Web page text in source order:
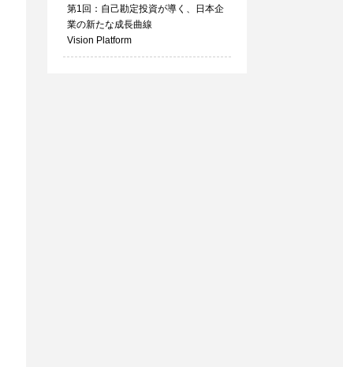
第1回：自己勘定投資が導く、日本企
業の新たな成長曲線
Vision Platform